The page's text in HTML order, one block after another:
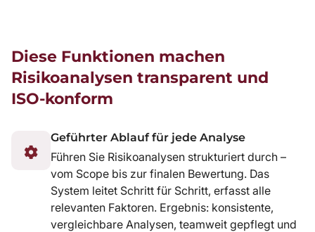
Diese Funktionen machen
Risikoanalysen transparent und
ISO-konform
Geführter Ablauf für jede Analyse
Führen Sie Risikoanalysen strukturiert durch –
vom Scope bis zur finalen Bewertung. Das
System leitet Schritt für Schritt, erfasst alle
relevanten Faktoren. Ergebnis: konsistente,
vergleichbare Analysen, teamweit gepflegt und